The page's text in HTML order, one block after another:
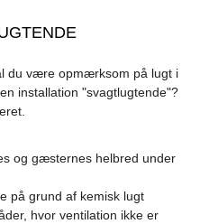
du være opmærksom på lugt i
installation "svagtlugtende"?
og gæsternes helbred under
på grund af kemisk lugt
hvor ventilation ikke er